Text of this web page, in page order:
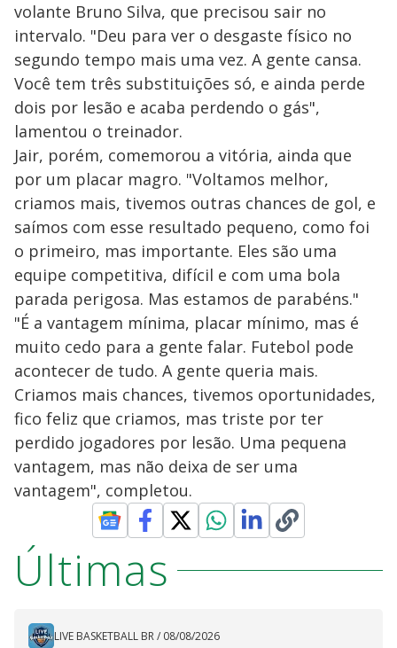
volante Bruno Silva, que precisou sair no
intervalo. "Deu para ver o desgaste físico no
segundo tempo mais uma vez. A gente cansa.
Você tem três substituições só, e ainda perde
dois por lesão e acaba perdendo o gás",
lamentou o treinador.
Jair, porém, comemorou a vitória, ainda que
por um placar magro. "Voltamos melhor,
criamos mais, tivemos outras chances de gol, e
saímos com esse resultado pequeno, como foi
o primeiro, mas importante. Eles são uma
equipe competitiva, difícil e com uma bola
parada perigosa. Mas estamos de parabéns."
"É a vantagem mínima, placar mínimo, mas é
muito cedo para a gente falar. Futebol pode
acontecer de tudo. A gente queria mais.
Criamos mais chances, tivemos oportunidades,
fico feliz que criamos, mas triste por ter
perdido jogadores por lesão. Uma pequena
vantagem, mas não deixa de ser uma
vantagem", completou.
Últimas
LIVE BASKETBALL BR/ 08/08/2026